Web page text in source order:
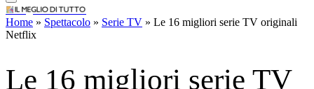
IlMeglioDiTutto.it
Home » Spettacolo » Serie TV » Le 16 migliori serie TV originali
Netflix
Da The Crown a The End Of The
F***ing World scopriamo insieme le
vedere in streaming assolutamente.